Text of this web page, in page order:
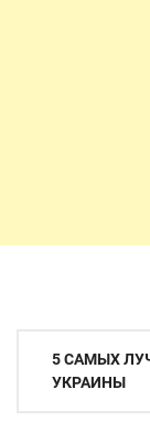
Навигация
5 САМЫХ
УКРАИНЫ